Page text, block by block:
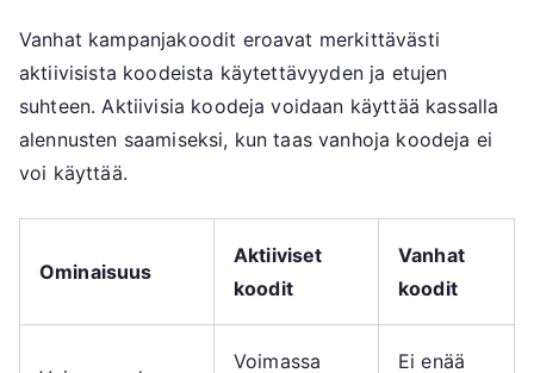
Vanhat kampanjakoodit eroavat merkittävästi
aktiivisista koodeista käytettävyyden ja etujen
suhteen. Aktiivisia koodeja voidaan käyttää kassalla
alennusten saamiseksi, kun taas vanhoja koodeja ei
voi käyttää.
Ominaisuus
Aktiiviset
koodit
Vanhat
koodit
Voimassa Ei enää